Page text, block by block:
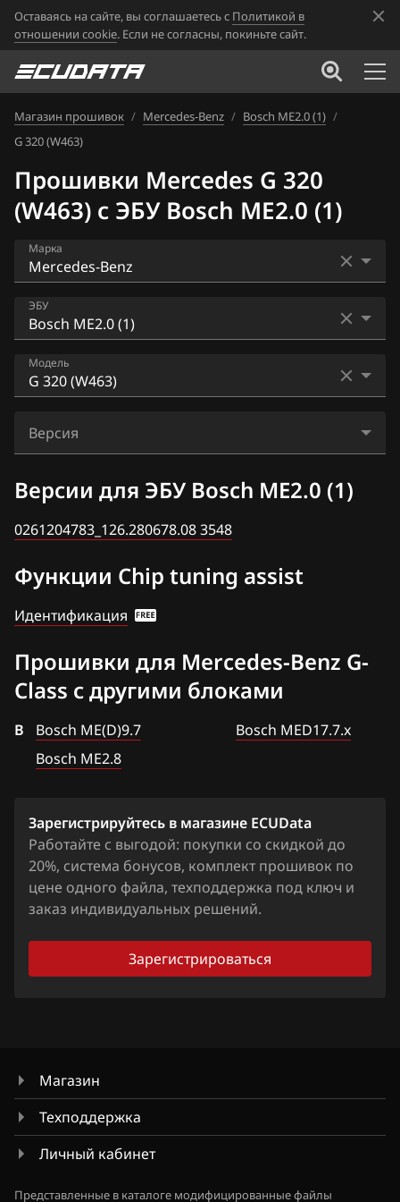
Оставаясь на сайте, вы соглашаетесь с Политикой в
отношении cookie. Если не согласны, покиньте сайт.
Магазин прошивок / Mercedes-Benz / Bosch ME2.0 (1) /
G 320 (W463)
Прошивки Mercedes G 320
(W463) с ЭБУ Bosch ME2.0 (1)
Марка
Acura
Alfa Romeo
ATLAS
BAIC
Brilliance
BYD
Cadillac
Changan
Chenglong
Chery
Chrysler
Citroen
Dacia
Daewoo
DAF
Dongfeng
Exeed
Extreme moto
FAW
ЭБУ
Bosch EDC16CP36
Bosch EDC17C66
Bosch EDC17CP10
Bosch EDC17CP57
Bosch MD1CP001
Bosch MD1CS006
Bosch ME(D)9.7
Bosch ME2.7
Bosch MED17.7.x
Delphi CRD3.x
Siemens SID 310
Siemens Sim266
Siemens SIM4LE
Модель
C 230 (W202)
C180 (W202)
CLK 430 (W208)
E 320 (W210)
G 320 (W463)
G 500 (W463)
ML 320 (W163)
ML 430 (W163)
ML 63 (W163)
Sprinter (W901) 314 V 230
Vito V 230
W220
Версия
Версии для ЭБУ Bosch ME2.0 (1)
0261204783_126.280678.08 3548
Функции Chip tuning assist
Идентификация
Прошивки для Mercedes-Benz G-
Class с другими блоками
B
Bosch ME(D)9.7
Bosch ME2.8
Bosch MED17.7.x
Зарегистрируйтесь в магазине ECUData
Работайте с выгодой: покупки со скидкой до
20%, система бонусов, комплект прошивок по
цене одного файла, техподдержка под ключ и
заказ индивидуальных решений.
Зарегистрироваться
Магазин
Техподдержка
Личный кабинет
Представленные в каталоге модифицированные файлы